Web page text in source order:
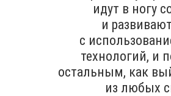
идут в ногу
и
с
технологий, и
остальным, как
из любых